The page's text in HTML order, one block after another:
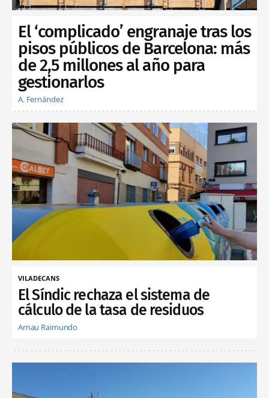
El ‘complicado’ engranaje tras los
pisos públicos de Barcelona: más
de 2,5 millones al año para
gestionarlos
A. Fernández
VILADECANS
El Síndic rechaza el sistema de
cálculo de la tasa de residuos
Arnau Raimundo